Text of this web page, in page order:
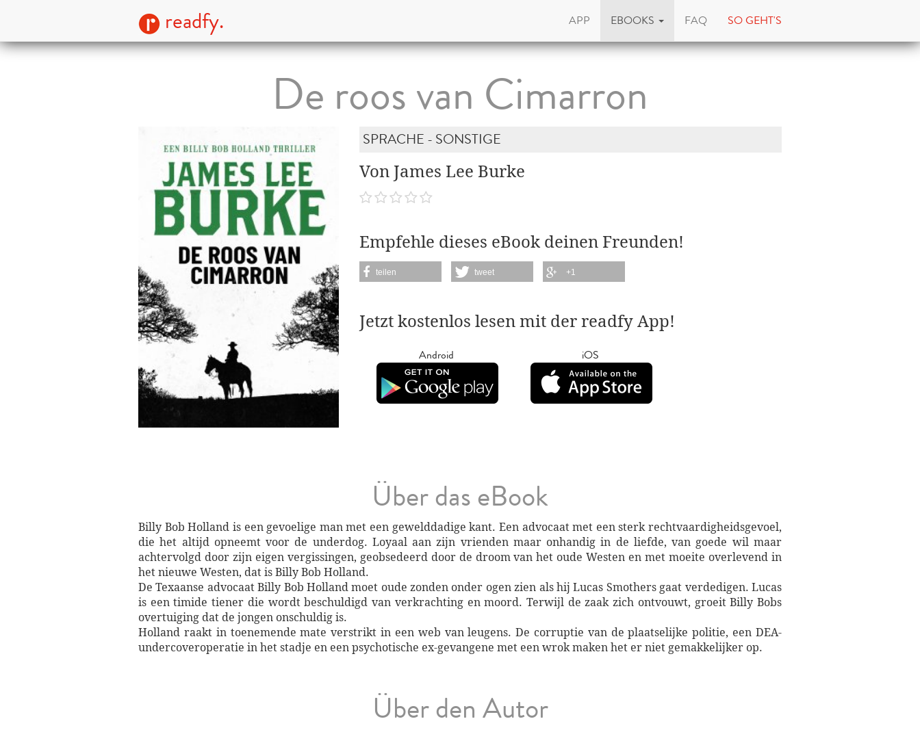
readfy. APP EBOOKS FAQ SO GEHT'S
De roos van Cimarron
SPRACHE - SONSTIGE
Von James Lee Burke
Empfehle dieses eBook deinen Freunden!
teilen tweet +1
Jetzt kostenlos lesen mit der readfy App!
Android iOS
Über das eBook
Billy Bob Holland is een gevoelige man met een gewelddadige kant. Een advocaat met een sterk rechtvaardigheidsgevoel,
die het altijd opneemt voor de underdog. Loyaal aan zijn vrienden maar onhandig in de liefde, van goede wil maar
achtervolgd door zijn eigen vergissingen, geobsedeerd door de droom van het oude Westen en met moeite overlevend in
het nieuwe Westen, dat is Billy Bob Holland.
De Texaanse advocaat Billy Bob Holland moet oude zonden onder ogen zien als hij Lucas Smothers gaat verdedigen. Lucas
is een timide tiener die wordt beschuldigd van verkrachting en moord. Terwijl de zaak zich ontvouwt, groeit Billy Bobs
overtuiging dat de jongen onschuldig is.
Holland raakt in toenemende mate verstrikt in een web van leugens. De corruptie van de plaatselijke politie, een DEA-
undercoveroperatie in het stadje en een psychotische ex-gevangene met een wrok maken het er niet gemakkelijker op.
Über den Autor